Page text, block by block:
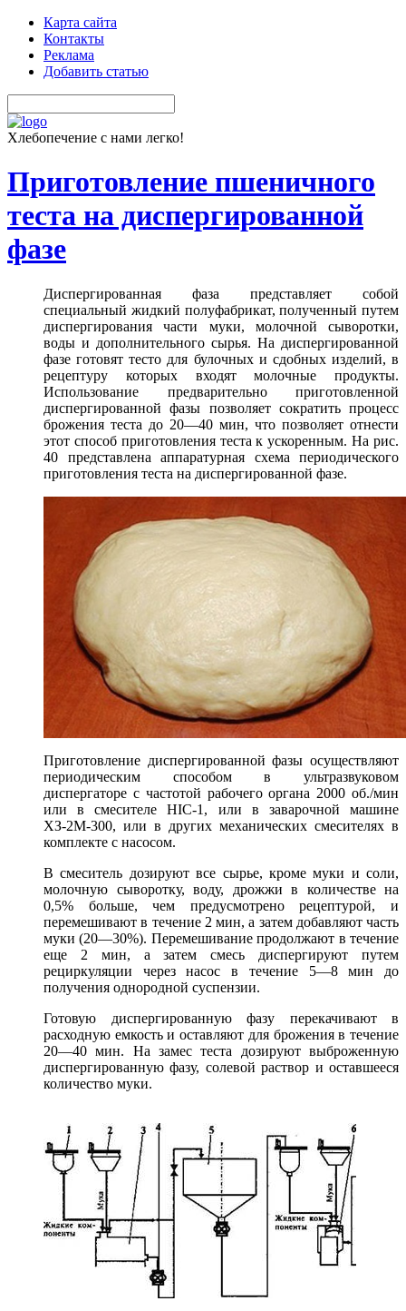
Карта сайта
Контакты
Реклама
Добавить статью
Хлебопечение с нами легко!
Приготовление пшеничного
теста на диспергированной
фазе
Диспергированная фаза представляет собой
специальный жидкий полуфабрикат, полученный путем
диспергирования части муки, молочной сыворотки,
воды и дополнительного сырья. На диспергированной
фазе готовят тесто для булочных и сдобных изделий, в
рецептуру которых входят молочные продукты.
Использование предварительно приготовленной
диспергированной фазы позволяет сократить процесс
брожения теста до 20—40 мин, что позволяет отнести
этот способ приготовления теста к ускоренным. На рис.
40 представлена аппаратурная схема периодического
приготовления теста на диспергированной фазе.
Приготовление диспергированной фазы осуществляют
периодическим способом в ультразвуковом
диспергаторе с частотой рабочего органа 2000 об./мин
или в смесителе HIC-1, или в заварочной машине
ХЗ-2М-300, или в других механических смесителях в
комплекте с насосом.
В смеситель дозируют все сырье, кроме муки и соли,
молочную сыворотку, воду, дрожжи в количестве на
0,5% больше, чем предусмотрено рецептурой, и
перемешивают в течение 2 мин, а затем добавляют часть
муки (20—30%). Перемешивание продолжают в течение
еще 2 мин, а затем смесь диспергируют путем
рециркуляции через насос в течение 5—8 мин до
получения однородной суспензии.
Готовую диспергированную фазу перекачивают в
расходную емкость и оставляют для брожения в течение
20—40 мин. На замес теста дозируют выброженную
диспергированную фазу, солевой раствор и оставшееся
количество муки.